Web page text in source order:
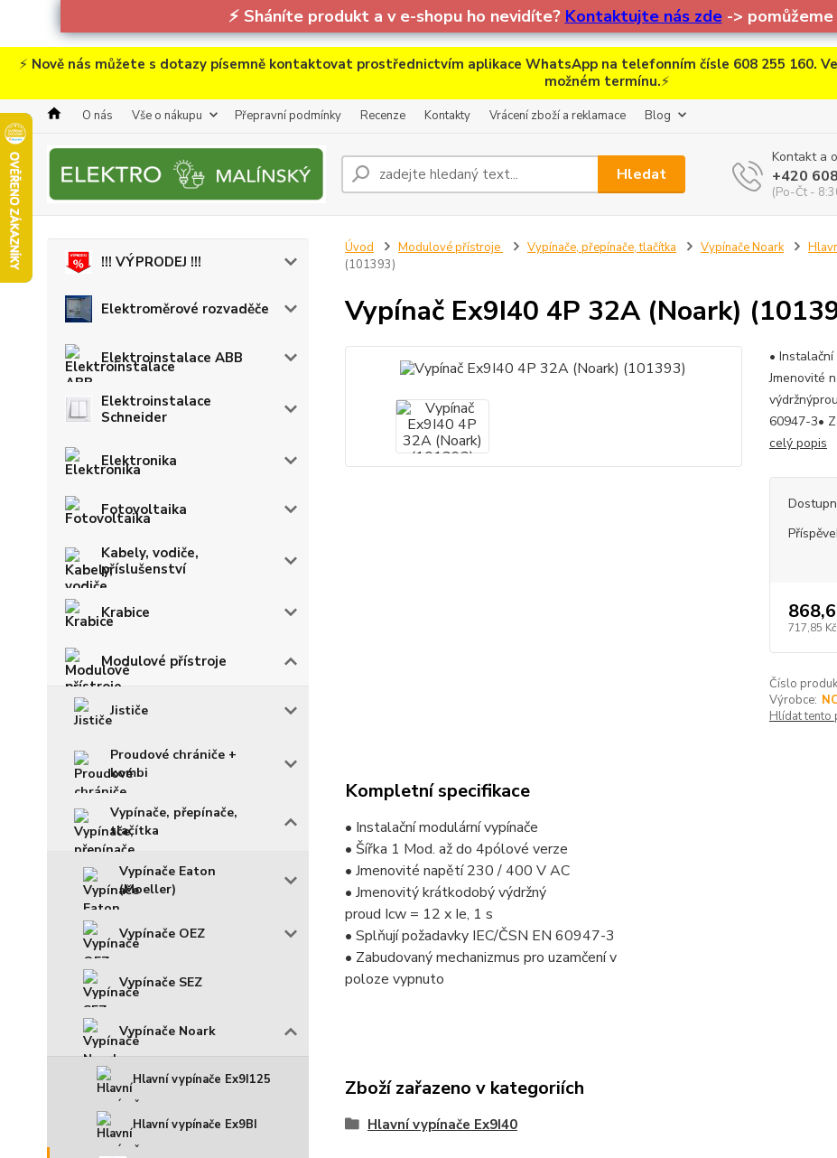
⚡ Sháníte produkt a v e-shopu ho nevidíte? Kontaktujte nás zde-> pomůžeme
⚡ Nově nás můžete s dotazy písemně kontaktovat prostřednictvím aplikace WhatsApp na telefonním čísle 608 255 160.
možném termínu.⚡
O nás Vše o nákupu Přepravní podmínky Recenze Kontakty Vrácení zboží a reklamace Blog
Hledat
Kontakt a
+420
(Po-Čt -
!!! VÝPRODEJ !!!
Elektroměrové rozvaděče
Elektroinstalace ABB
Elektroinstalace
Schneider
Elektronika
Fotovoltaika
Kabely, vodiče,
příslušenství
Krabice
Modulové přístroje
Jističe
Proudové chrániče +
kombi
Vypínače, přepínače,
tlačítka
Vypínače Eaton
(Moeller)
Vypínače OEZ
Vypínače SEZ
Vypínače Noark
Hlavní vypínače Ex9I125
Hlavní vypínače Ex9BI
Úvod Modulové přístroje Vypínače, přepínače, tlačítka Vypínače Noark
(101393)
Vypínač Ex9I40 4P 32A (Noark)
•
Jmenovité
60947-3•
celý popis
717,85 Kč
Číslo
Výrobce:
Hlídat tento
Kompletní specifikace
• Instalační modulární vypínače
• Šířka 1 Mod. až do 4pólové verze
• Jmenovité napětí 230 / 400 V AC
• Jmenovitý krátkodobý výdržný
proud Icw = 12 x Ie, 1 s
• Splňují požadavky IEC/ČSN EN 60947-3
• Zabudovaný mechanizmus pro uzamčení v
poloze vypnuto
Zboží zařazeno v kategoriích
Hlavní vypínače Ex9I40